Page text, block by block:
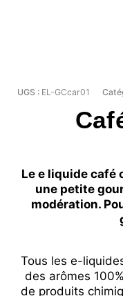
UGS : EL-GCcar01
Le e liquide café
une petite
modération.
Tous les e-
des arômes
de produits